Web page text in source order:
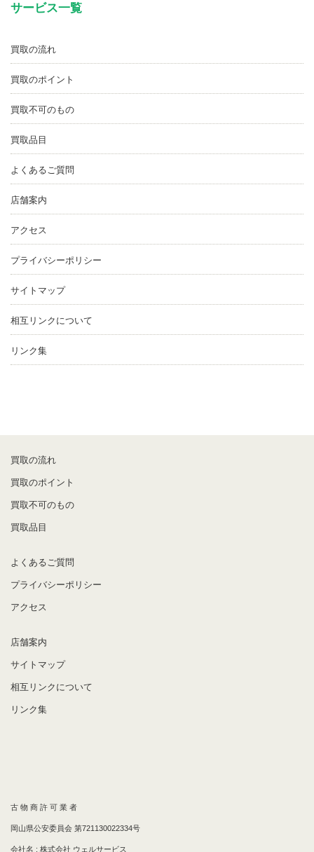
サービス一覧
買取の流れ
買取のポイント
買取不可のもの
買取品目
よくあるご質問
店舗案内
アクセス
プライバシーポリシー
サイトマップ
相互リンクについて
リンク集
買取の流れ
買取のポイント
買取不可のもの
買取品目
よくあるご質問
プライバシーポリシー
アクセス
店舗案内
サイトマップ
相互リンクについて
リンク集
古 物 商 許 可 業 者
岡山県公安委員会 第721130022334号
会社名 : 株式会社 ウェルサービス